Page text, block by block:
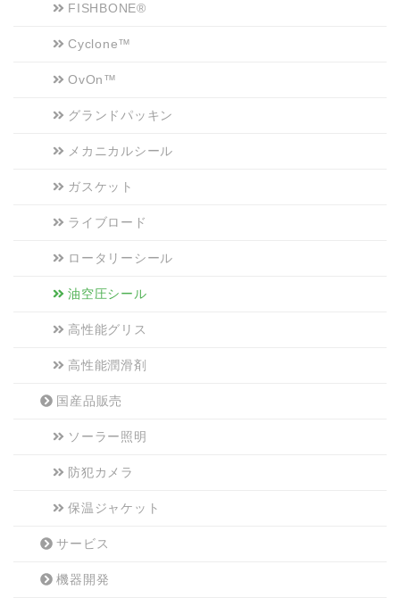
FISHBONE®
Cyclone™
OvOn™
グランドパッキン
メカニカルシール
ガスケット
ライブロード
ロータリーシール
油空圧シール
高性能グリス
高性能潤滑剤
国産品販売
ソーラー照明
防犯カメラ
保温ジャケット
サービス
機器開発